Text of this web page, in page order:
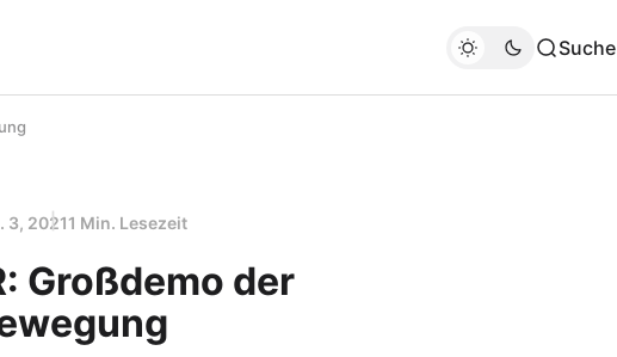
Suche
3, 20211 Min. Lesezeit
Großdemo der